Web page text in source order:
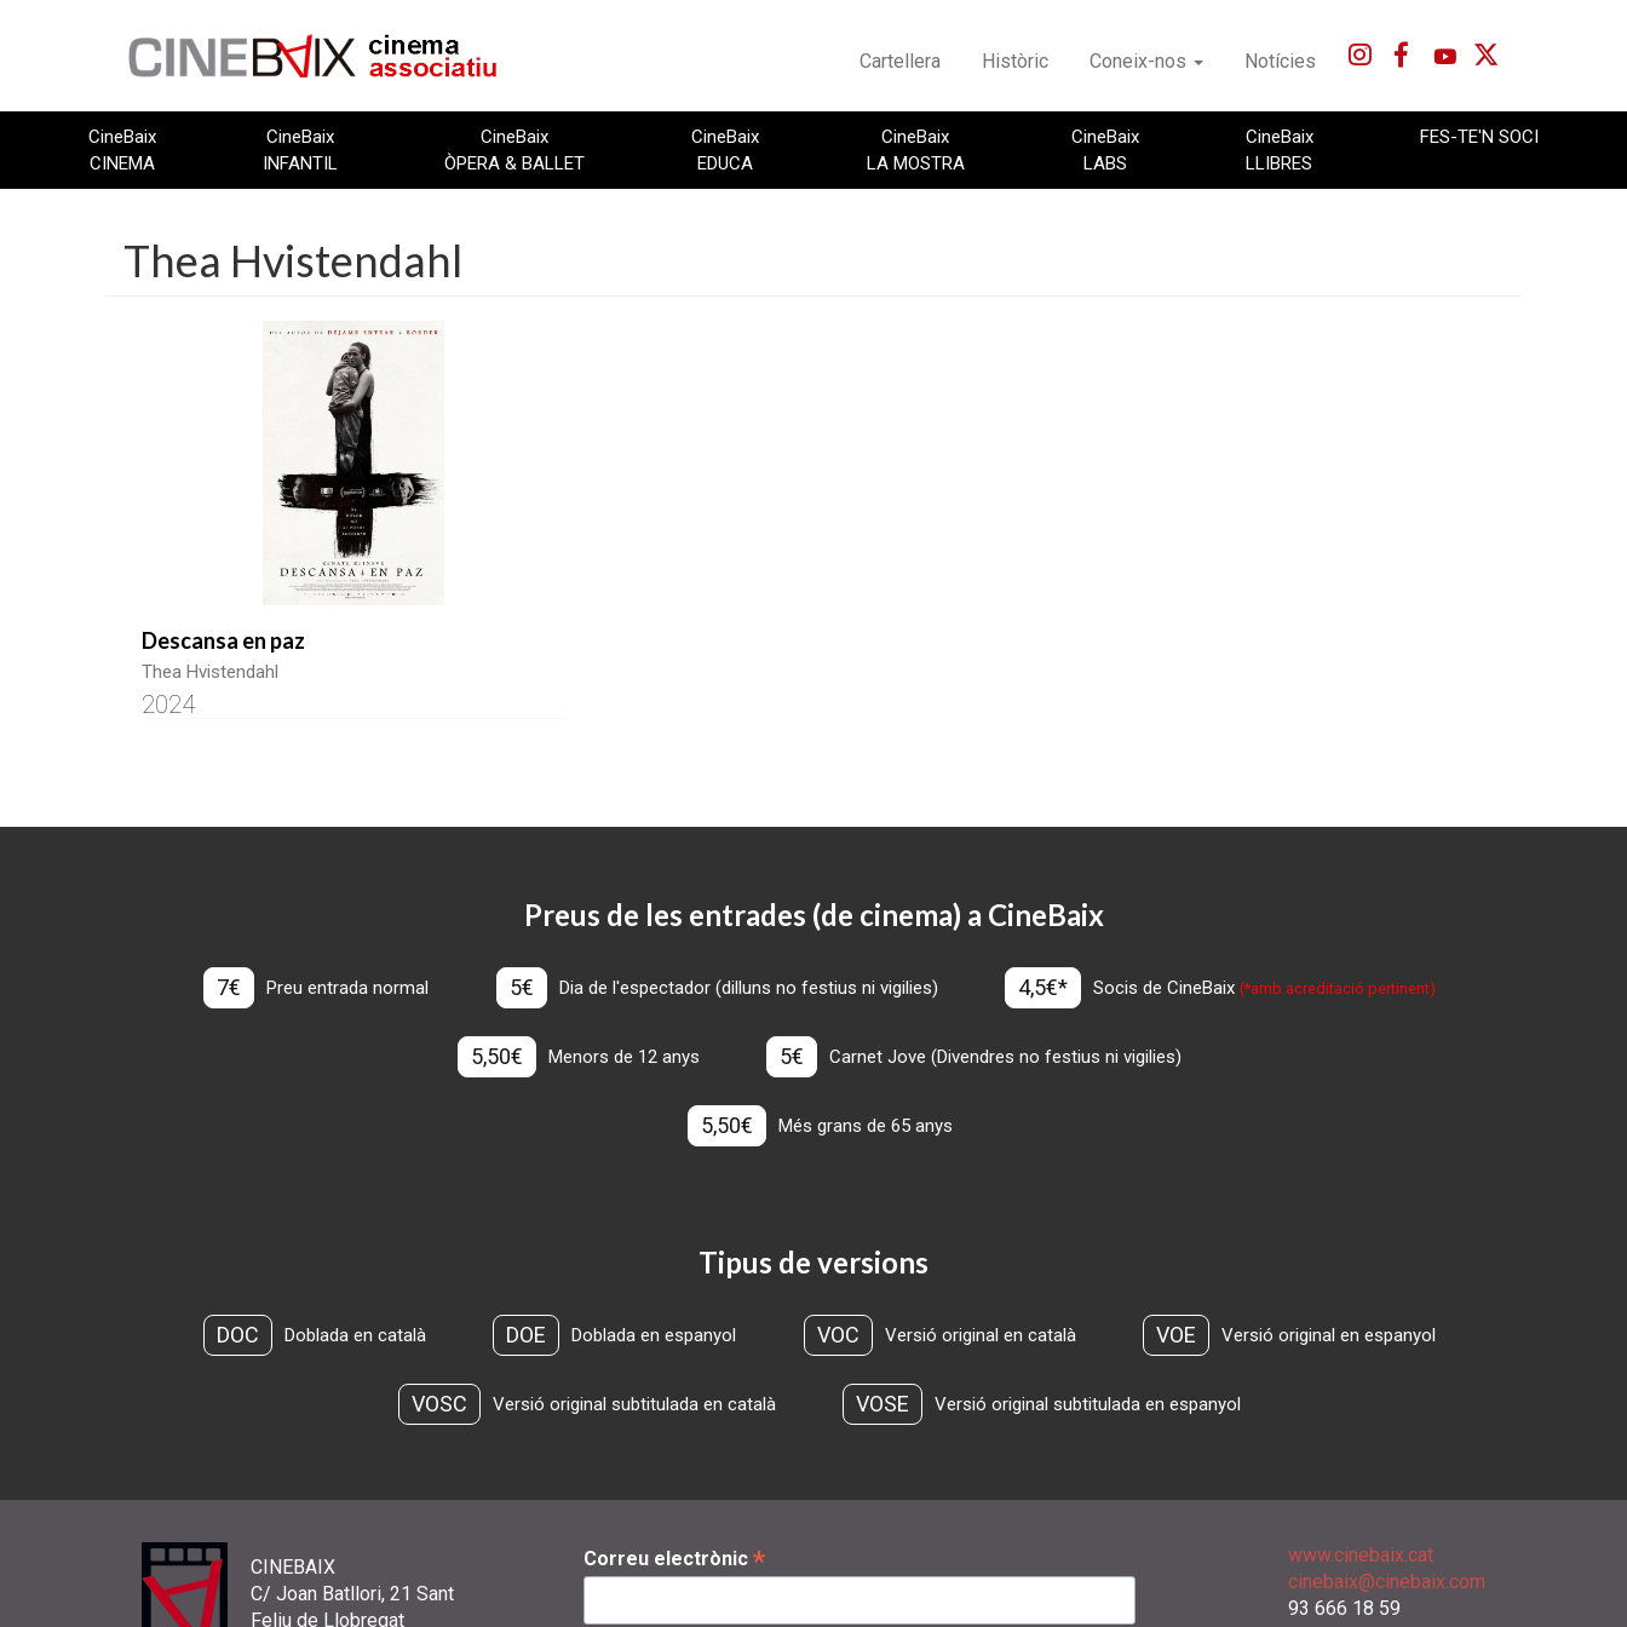
Cartellera Històric Coneix-nos Notícies
CineBaix
CINEMA
CineBaix
INFANTIL
CineBaix
ÒPERA & BALLET
CineBaix
EDUCA
CineBaix
LA MOSTRA
CineBaix
LABS
CineBaix
LLIBRES
FES-TE'N SOCI
Thea Hvistendahl
Descansa en paz
Thea Hvistendahl
2024
Preus de les entrades (de cinema) a CineBaix
7€ Preu entrada normal 5€ Dia de l'espectador (dilluns no festius ni vigilies) 4,5€* Socis de CineBaix(*amb acreditació pertinent)
5,50€ Menors de 12 anys 5€ Carnet Jove (Divendres no festius ni vigilies)
5,50€ Més grans de 65 anys
Tipus de versions
DOC Doblada en català DOE Doblada en espanyol VOC Versió original en català VOE Versió original en espanyol
VOSC Versió original subtitulada en català VOSE Versió original subtitulada en espanyol
CINEBAIX
C/ Joan Batllori, 21 Sant
Feliu de Llobregat
Correu electrònic *
www.cinebaix.cat
cinebaix@cinebaix.com
93 666 18 59